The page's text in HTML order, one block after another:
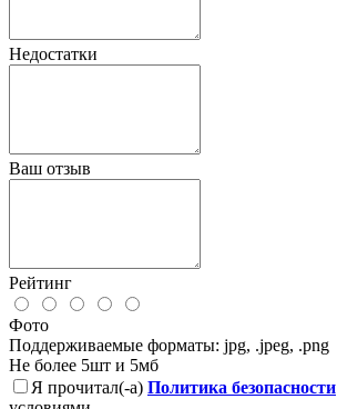
Недостатки
Ваш отзыв
Рейтинг
Фото
Поддерживаемые форматы: jpg, .jpeg, .png
Не более 5шт и 5мб
Я прочитал(-а) Политика безопасности